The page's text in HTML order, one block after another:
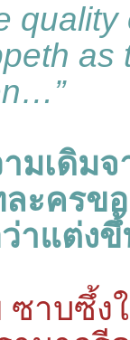
quality
as
มเดิม
ะครข
าแต่ง
าบซึ้ง